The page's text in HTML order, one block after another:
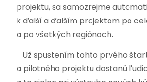
projektu, sa samozrejme
k ďalší a ďalším projektom po
a po všetkých regiónoch.
Už spustením tohto prvého
a pilotného projektu dostanú